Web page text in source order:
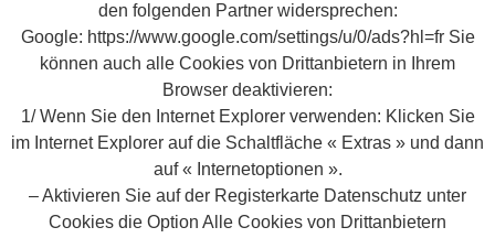
den folgenden Partner widersprechen:
Google: https://www.google.com/settings/u/0/ads?hl=fr Sie
können auch alle Cookies von Drittanbietern in Ihrem
Browser deaktivieren:
1/ Wenn Sie den Internet Explorer verwenden: Klicken Sie
im Internet Explorer auf die Schaltfläche « Extras » und dann
auf « Internetoptionen ».
– Aktivieren Sie auf der Registerkarte Datenschutz unter
Cookies die Option Alle Cookies von Drittanbietern